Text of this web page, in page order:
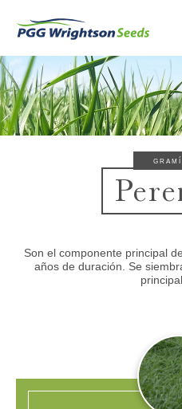
Son el componente principal
años de duración. Se